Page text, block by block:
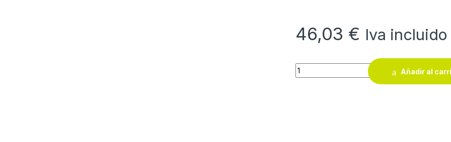
46,03 € Iva incluido
Manguera PVC 5 capas Star Blue Pro rollo
Añadir al